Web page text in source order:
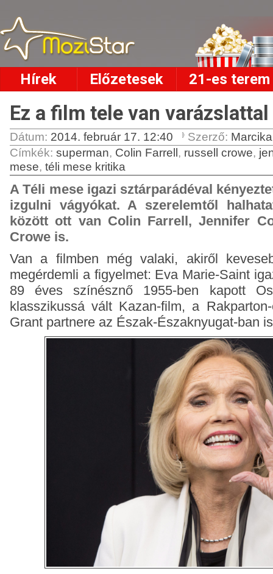
Hírek Előzetesek 21-es terem
Ez a film tele van varázslattal
Dátum: 2014. február 17. 12:40 Szerző:
Címkék: superman, Colin Farrell , russell crowe,
mese, téli mese kritika
A Téli mese igazi sztárparádéval
izgulni vágyókat. A szerelemtől
között ott van Colin Farrell, Jennifer
Crowe is.
Van a filmben még valaki, akiről
megérdemli a figyelmet: Eva Marie-Saint
89 éves színésznő 1955-ben kapott
klasszikussá vált Kazan-film, a
Grant partnere az Észak-Északnyugat-ban